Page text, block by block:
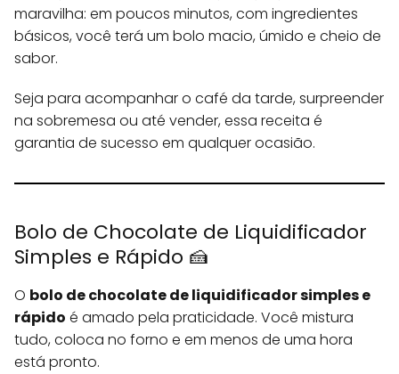
maravilha: em poucos minutos, com ingredientes
básicos, você terá um bolo macio, úmido e cheio de
sabor.
Seja para acompanhar o café da tarde, surpreender
na sobremesa ou até vender, essa receita é
garantia de sucesso em qualquer ocasião.
Bolo de Chocolate de Liquidificador
Simples e Rápido 🍰
O bolo de chocolate de liquidificador simples e
rápido é amado pela praticidade. Você mistura
tudo, coloca no forno e em menos de uma hora
está pronto.